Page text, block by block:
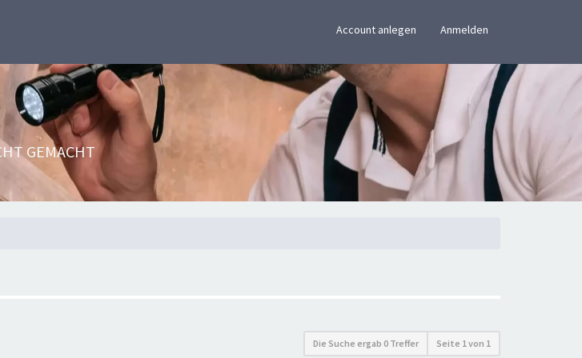
Account anlegen Anmelden
GEMACHT
Die Suche ergab 0 Treffer Seite 1von 1